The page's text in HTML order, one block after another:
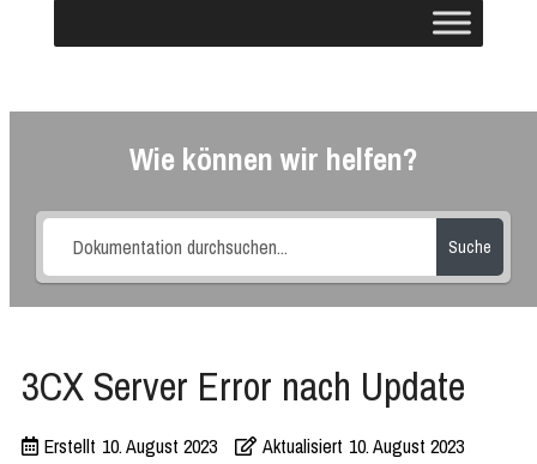
Wie können wir helfen?
Suche
3CX Server Error nach Update
Erstellt 10. August 2023 Aktualisiert 10. August 2023